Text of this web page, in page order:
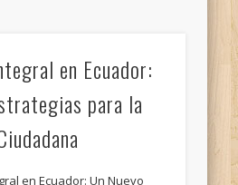
en Ecuador:
para la
en Ecuador: Un Nuevo